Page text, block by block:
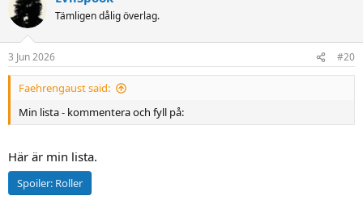
t
i
s
:
Tämligen dålig överlag.
3 Jun 2026 #20
Faehrengaust said:
Min lista - kommentera och fyll på:
Här är min lista.
Spoiler: Roller